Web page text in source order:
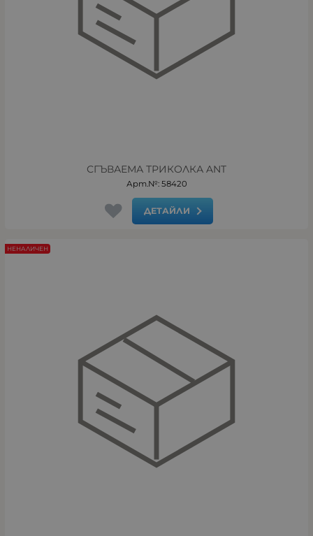
СГЪВАЕМА ТРИКОЛКА ANT
Арт.№: 58420
ДЕТАЙЛИ
НЕНАЛИЧЕН